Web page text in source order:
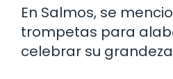
En Salmos, se
trompetas para
celebrar su